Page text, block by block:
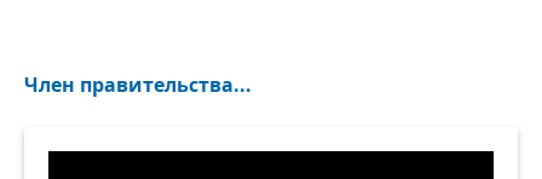
Член правительства...